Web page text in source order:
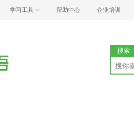
学习工具 帮助中心 企业培训
搜索